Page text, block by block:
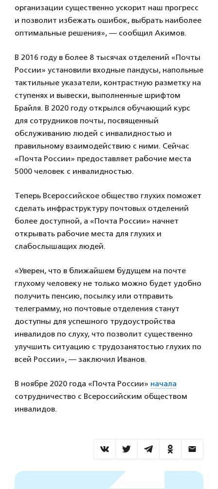
организации существенно ускорит наш прогресс
и позволит избежать ошибок, выбрать наиболее
оптимальные решения», — сообщил Акимов.
В 2016 году в более 8 тысячах отделений «Почты
России» установили входные пандусы, напольные
тактильные указатели, контрастную разметку на
ступенях и вывески, выполненные шрифтом
Брайля. В 2020 году открылся обучающий курс
для сотрудников почты, посвященный
обслуживанию людей с инвалидностью и
правильному взаимодействию с ними. Сейчас
«Почта России» предоставляет рабочие места
5000 человек с инвалидностью.
Теперь Всероссийское общество глухих поможет
сделать инфраструктуру почтовых отделений
более доступной, а «Почта России» начнет
открывать рабочие места для глухих и
слабослышащих людей.
«Уверен, что в ближайшем будущем на почте
глухому человеку не только можно будет удобно
получить пенсию, посылку или отправить
телеграмму, но почтовые отделения станут
доступны для успешного трудоустройства
инвалидов по слуху, что позволит существенно
улучшить ситуацию с трудозанятостью глухих по
всей России», — заключил Иванов.
В ноябре 2020 года «Почта России» начала
сотрудничество с Всероссийским обществом
инвалидов.